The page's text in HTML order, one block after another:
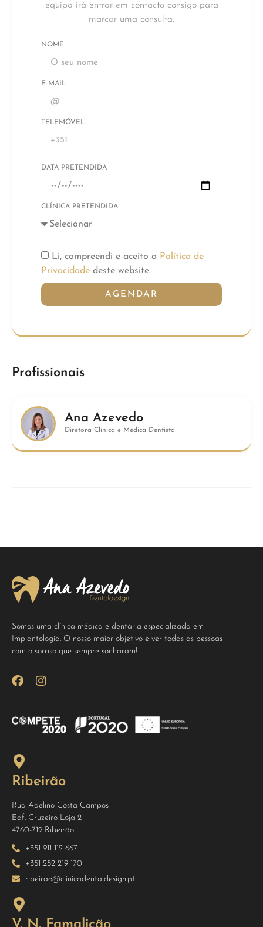
equipa irá entrar em contacto consigo para
marcar uma consulta.
NOME
E-MAIL
TELEMÓVEL
DATA PRETENDIDA
CLÍNICA PRETENDIDA
Li, compreendi e aceito a Política de
Privacidade deste website.
AGENDAR
Profissionais
Ana Azevedo
Diretora Clínica e Médica Dentista
Somos uma clínica médica e dentária especializada em
Implantologia. O nosso maior objetivo é ver todas as pessoas
com o sorriso que sempre sonharam!
Ribeirão
Rua Adelino Costa Campos
Edf. Cruzeiro Loja 2
4760-719 Ribeirão
+351 911 112 667
+351 252 219 170
ribeirao@clinicadentaldesign.pt